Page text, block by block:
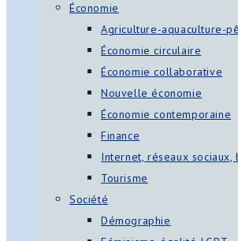
Économie
Agriculture-aquaculture-
Économie circulaire
Économie collaborative
Nouvelle économie
Économie contemporaine
Finance
Internet, réseaux sociaux,
Tourisme
Société
Démographie